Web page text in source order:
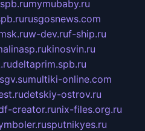
mymubaby.ru
rusgosnews.com
w-dev.ruf-ship.ru
kinosvin.ru
deltaprim.spb.ru
sgv.sumultiki-online.com
detskiy-ostrov.ru
creator.runix-files.org.ru
sputnikyes.ru